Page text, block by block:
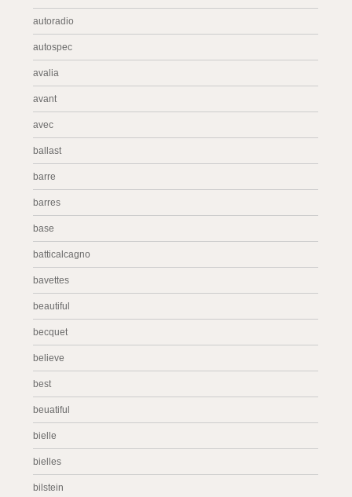
autoradio
autospec
avalia
avant
avec
ballast
barre
barres
base
batticalcagno
bavettes
beautiful
becquet
believe
best
beuatiful
bielle
bielles
bilstein